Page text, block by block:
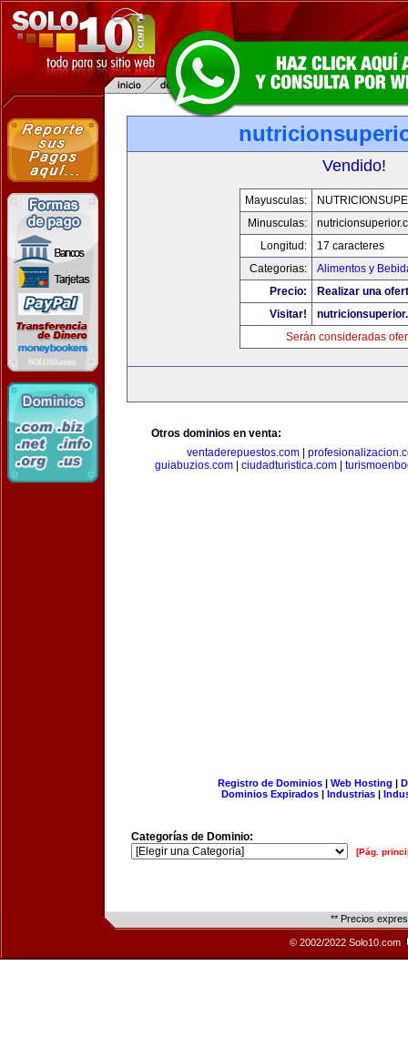
Vendido!
Mayusculas:
Minusculas:
Longitud:
17 caracteres
Categorias:
Alimentos y
Precio:
Realizar una
Visitar!
Serán consideradas
Otros dominios en venta:
ventaderepuestos.com
guiabuzios.com| ciudadturistica.com|
Registro de Dominios| Web Hosting |
Dominios Expirados | Industrias |
Categorías de Dominio:
[Pág.
** Precios
© 2002/2022 Solo10.com